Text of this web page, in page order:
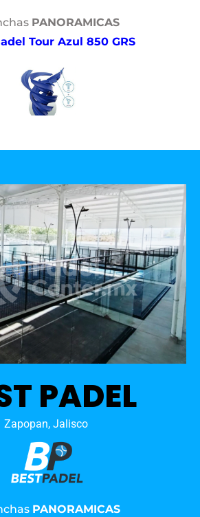
PANORAMICAS
Tour Azul 850 GRS
PADEL
Zapopan, Jalisco
PANORAMICAS